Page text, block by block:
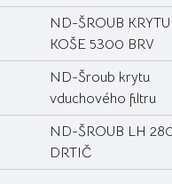
ND-ŠROUB KRYTU
KOŠE 5300 BRV
ND-Šroub krytu
vduchového filtru
ND-ŠROUB LH
DRTIČ